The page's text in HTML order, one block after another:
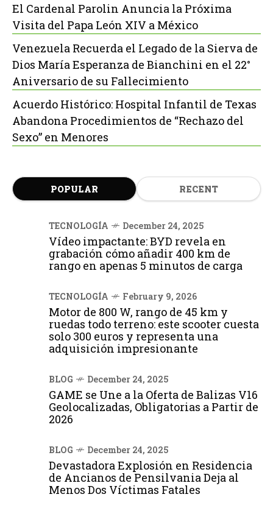
El Cardenal Parolin Anuncia la Próxima
Visita del Papa León XIV a México
Venezuela Recuerda el Legado de la Sierva de
Dios María Esperanza de Bianchini en el 22°
Aniversario de su Fallecimiento
Acuerdo Histórico: Hospital Infantil de Texas
Abandona Procedimientos de “Rechazo del
Sexo” en Menores
POPULAR RECENT
TECNOLOGÍA December 24, 2025
Vídeo impactante: BYD revela en
grabación cómo añadir 400 km de
rango en apenas 5 minutos de carga
TECNOLOGÍA February 9, 2026
Motor de 800 W, rango de 45 km y
ruedas todo terreno: este scooter cuesta
solo 300 euros y representa una
adquisición impresionante
BLOG December 24, 2025
GAME se Une a la Oferta de Balizas V16
Geolocalizadas, Obligatorias a Partir de
2026
BLOG December 24, 2025
Devastadora Explosión en Residencia
de Ancianos de Pensilvania Deja al
Menos Dos Víctimas Fatales